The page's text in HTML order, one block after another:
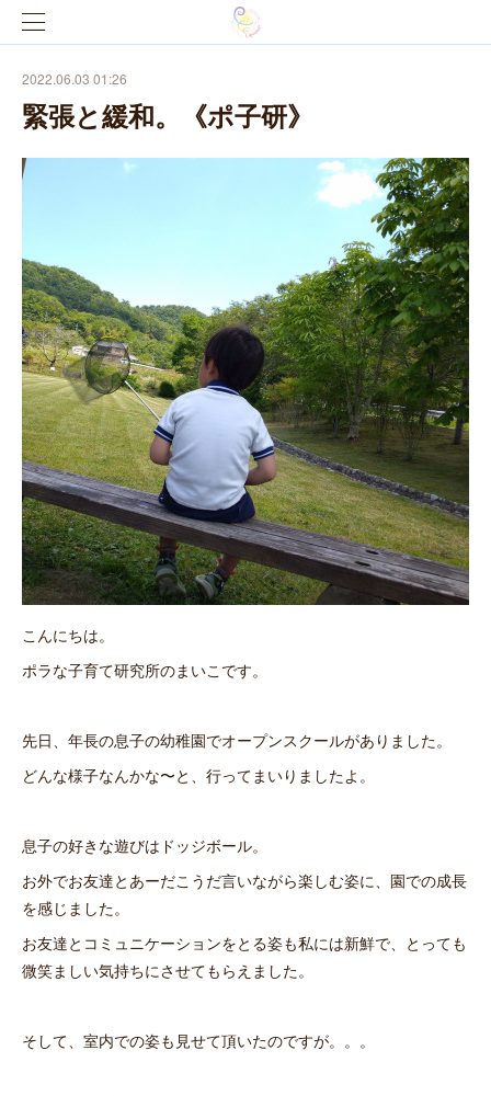
2022.06.03 01:26
緊張と緩和。《ポ子研》
こんにちは。
ポラな子育て研究所のまいこです。
先日、年長の息子の幼稚園でオープンスクールがありました。
どんな様子なんかな〜と、行ってまいりましたよ。
息子の好きな遊びはドッジボール。
お外でお友達とあーだこうだ言いながら楽しむ姿に、園での成長
を感じました。
お友達とコミュニケーションをとる姿も私には新鮮で、とっても
微笑ましい気持ちにさせてもらえました。
そして、室内での姿も見せて頂いたのですが。。。